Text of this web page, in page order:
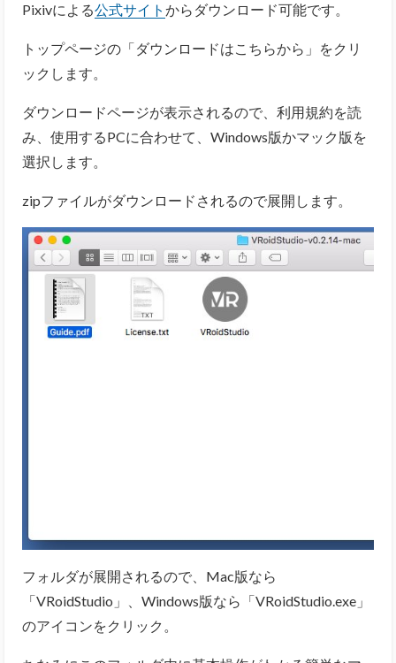
Pixivによる公式サイト からダウンロード可能です。
トップページの「ダウンロードはこちらから」をクリ
ックします。
ダウンロードページが表示されるので、利用規約を読
み、使用するPCに合わせて、Windows版かマック版を
選択します。
zipファイルがダウンロードされるので展開します。
フォルダが展開されるので、Mac版なら
「VRoidStudio」、Windows版なら「VRoidStudio.exe」
のアイコンをクリック。